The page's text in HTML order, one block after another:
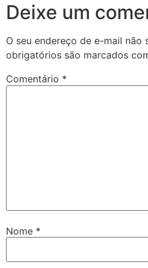
Deixe um
O seu endereço de e-mail não
obrigatórios são marcados
Comentário *
Nome *